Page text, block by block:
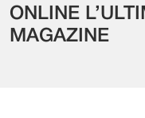
ONLINE
MAGAZINE